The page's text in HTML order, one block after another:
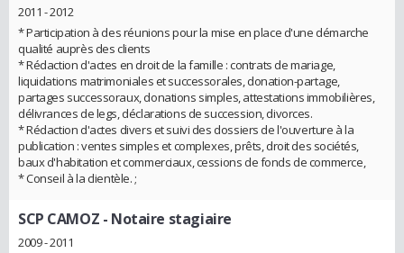
2011 - 2012
* Participation à des réunions pour la mise en place d'une démarche
qualité auprès des clients
* Rédaction d'actes en droit de la famille : contrats de mariage,
liquidations matrimoniales et successorales, donation-partage,
partages successoraux, donations simples, attestations immobilières,
délivrances de legs, déclarations de succession, divorces.
* Rédaction d'actes divers et suivi des dossiers de l'ouverture à la
publication : ventes simples et complexes, prêts, droit des sociétés,
baux d'habitation et commerciaux, cessions de fonds de commerce,
* Conseil à la clientèle. ;
SCP CAMOZ - Notaire stagiaire
2009 - 2011